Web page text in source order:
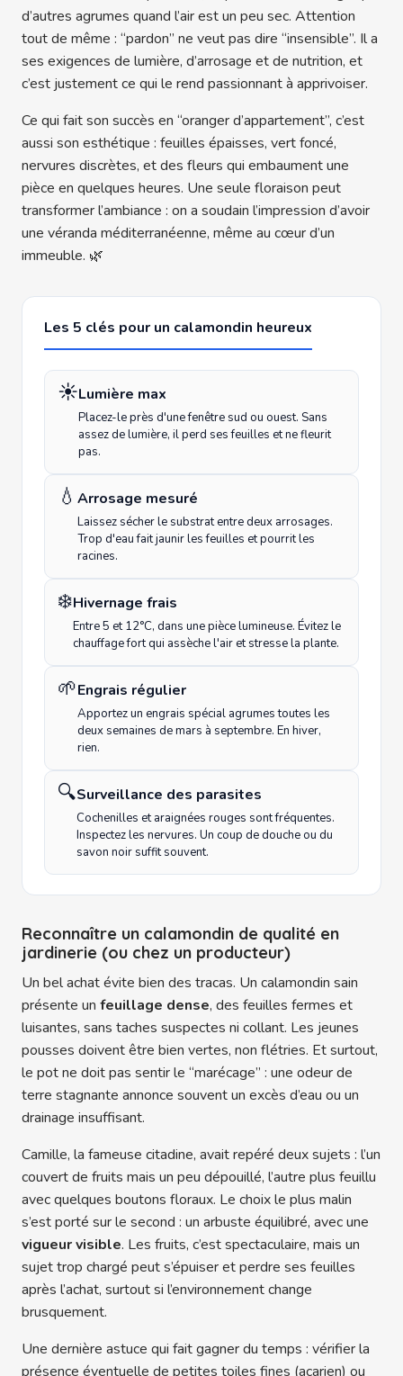
d’autres agrumes quand l’air est un peu sec. Attention
tout de même : “pardon” ne veut pas dire “insensible”. Il a
ses exigences de lumière, d’arrosage et de nutrition, et
c’est justement ce qui le rend passionnant à apprivoiser.
Ce qui fait son succès en “oranger d’appartement”, c’est
aussi son esthétique : feuilles épaisses, vert foncé,
nervures discrètes, et des fleurs qui embaument une
pièce en quelques heures. Une seule floraison peut
transformer l’ambiance : on a soudain l’impression d’avoir
une véranda méditerranéenne, même au cœur d’un
immeuble. 🌿
Les 5 clés pour un calamondin heureux
☀️Lumière max
Placez-le près d'une fenêtre sud ou ouest. Sans
assez de lumière, il perd ses feuilles et ne fleurit
pas.
💧 Arrosage mesuré
Laissez sécher le substrat entre deux arrosages.
Trop d'eau fait jaunir les feuilles et pourrit les
racines.
❄️Hivernage frais
Entre 5 et 12°C, dans une pièce lumineuse. Évitez le
chauffage fort qui assèche l'air et stresse la plante.
🌱Engrais régulier
Apportez un engrais spécial agrumes toutes les
deux semaines de mars à septembre. En hiver,
rien.
🔍Surveillance des parasites
Cochenilles et araignées rouges sont fréquentes.
Inspectez les nervures. Un coup de douche ou du
savon noir suffit souvent.
Reconnaître un calamondin de qualité en
jardinerie (ou chez un producteur)
Un bel achat évite bien des tracas. Un calamondin sain
présente un feuillage dense, des feuilles fermes et
luisantes, sans taches suspectes ni collant. Les jeunes
pousses doivent être bien vertes, non flétries. Et surtout,
le pot ne doit pas sentir le “marécage” : une odeur de
terre stagnante annonce souvent un excès d’eau ou un
drainage insuffisant.
Camille, la fameuse citadine, avait repéré deux sujets : l’un
couvert de fruits mais un peu dépouillé, l’autre plus feuillu
avec quelques boutons floraux. Le choix le plus malin
s’est porté sur le second : un arbuste équilibré, avec une
vigueur visible. Les fruits, c’est spectaculaire, mais un
sujet trop chargé peut s’épuiser et perdre ses feuilles
après l’achat, surtout si l’environnement change
brusquement.
Une dernière astuce qui fait gagner du temps : vérifier la
présence éventuelle de petites toiles fines (acarien) ou